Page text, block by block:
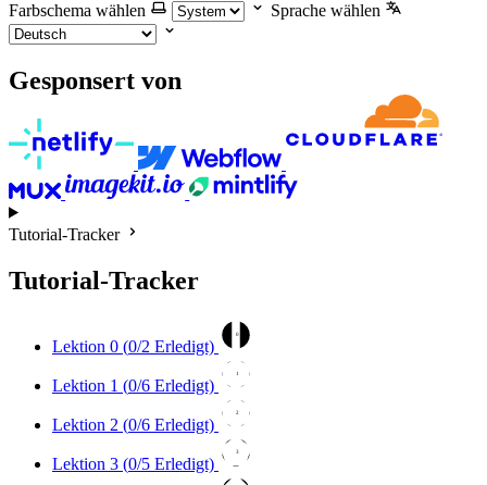
Farbschema wählen
Sprache wählen
Gesponsert von
Tutorial-Tracker
Tutorial-Tracker
Lektion 0 (0/2 Erledigt)
0
Lektion 1 (0/6 Erledigt)
1
Lektion 2 (0/6 Erledigt)
2
Lektion 3 (0/5 Erledigt)
3